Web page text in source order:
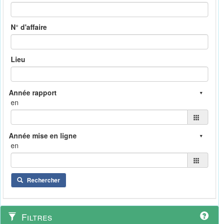
N° d'affaire
Lieu
en
en
Rechercher
Filtres